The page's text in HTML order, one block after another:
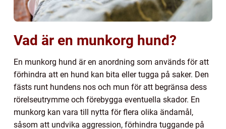
Vad är en munkorg hund?
En munkorg hund är en anordning som används för att
förhindra att en hund kan bita eller tugga på saker. Den
fästs runt hundens nos och mun för att begränsa dess
rörelseutrymme och förebygga eventuella skador. En
munkorg kan vara till nytta för flera olika ändamål,
såsom att undvika aggression, förhindra tuggande på